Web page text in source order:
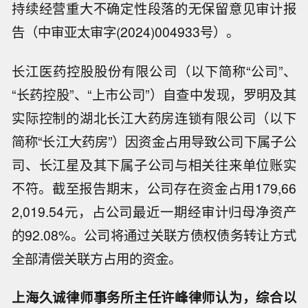
持续经营重大不确定性段落的无保留意见审计报
告（中审亚太审字(2024)004933号）。
长江医药控股股份有限公司（以下简称“公司”、
“长药控股”、“上市公司”）自查中发现，罗明及其
实际控制的湖北长江大药房连锁有限公司（以下
简称“长江大药房”）因资金占用导致公司下属子公
司、长江星及其下属子公司与相关往来单位账实
不符。截至报告期末，公司存在资金占用179,66
2,019.54元，占公司最近一期经审计归母净资产
的92.08%。公司将通过关联方债权债务转让方式
全部清偿关联方占用的资金。
上海久诚律师事务所主任许峰律师认为，综合以